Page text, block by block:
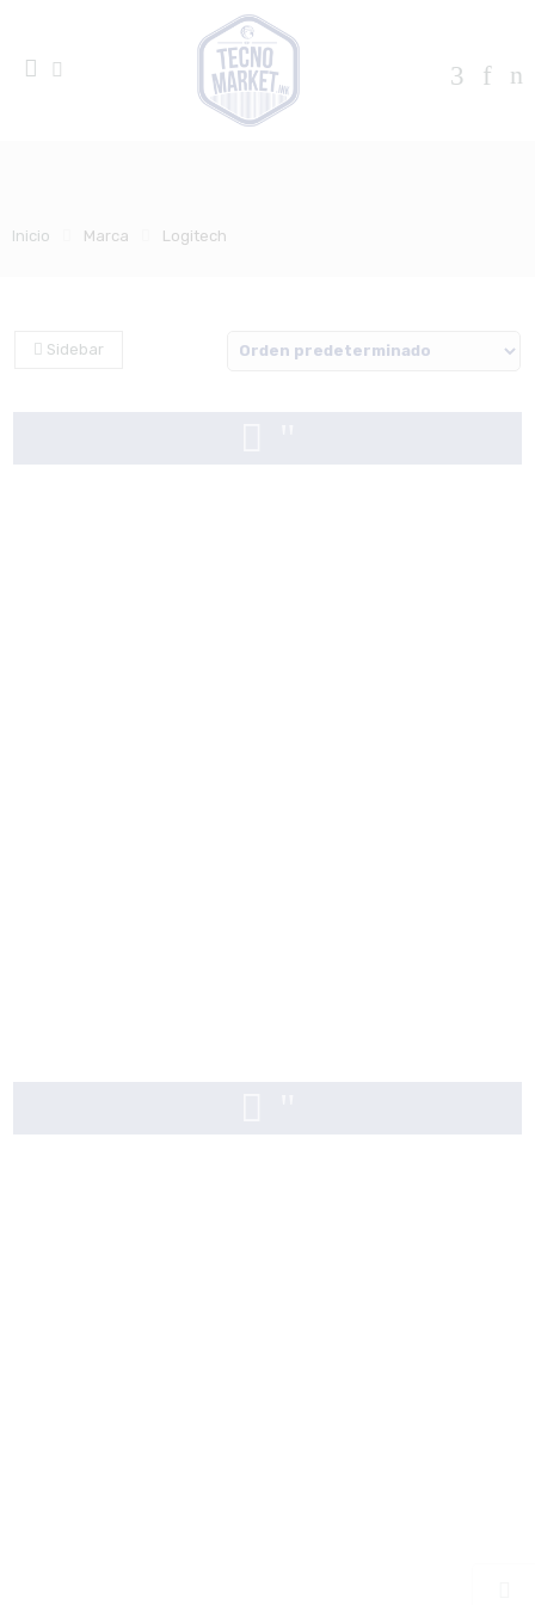
Inicio Marca Logitech
Sidebar